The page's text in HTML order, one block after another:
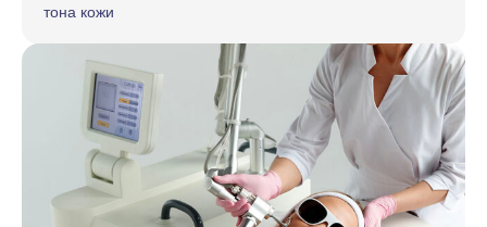
тона кожи